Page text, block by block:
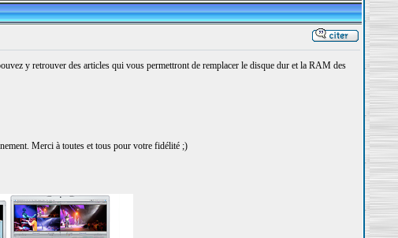
y retrouver des articles qui vous permettront de remplacer le disque dur et la RAM des
Merci à toutes et tous pour votre fidélité ;)